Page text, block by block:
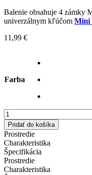
Balenie obsahuje 4
univerzálnym kľúčom Mini
11,99 €
Farba
množstvo
Mini
HDMI
Port
Lock
10
Pridať do košíka
Prostredie
Charakteristika
Špecifikácia
Prostredie
Charakteristika